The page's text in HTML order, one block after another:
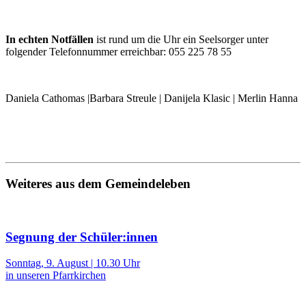
In echten Notfällen ist rund um die Uhr ein Seelsorger unter
folgender Telefonnummer erreichbar: 055 225 78 55
Daniela Cathomas |Barbara Streule | Danijela Klasic | Merlin Hanna
Weiteres aus dem Gemeindeleben
Segnung der Schüler:innen
Sonntag, 9. August | 10.30 Uhr
in unseren Pfarrkirchen